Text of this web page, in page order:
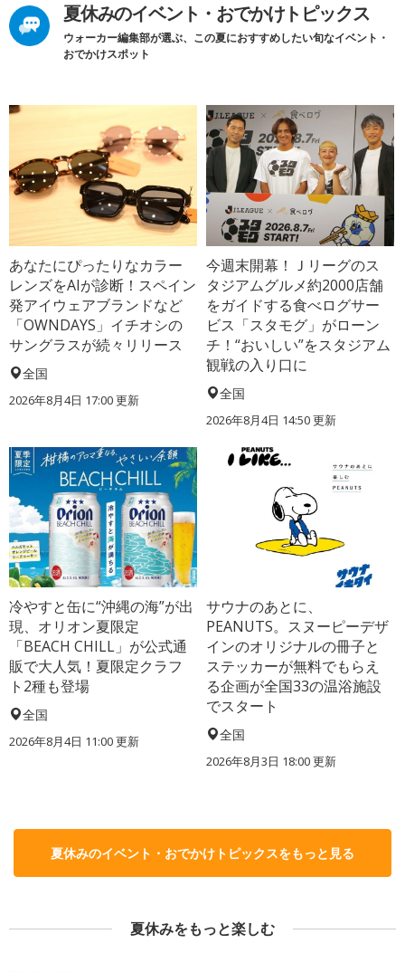
夏休みのイベント・おでかけトピックス
ウォーカー編集部が選ぶ、この夏におすすめしたい旬なイベント・
おでかけスポット
あなたにぴったりなカラー
レンズをAIが診断！スペイン
発アイウェアブランドなど
「OWNDAYS」イチオシの
サングラスが続々リリース
全国
2026年8月4日 17:00更新
今週末開幕！Ｊリーグのス
タジアムグルメ約2000店舗
をガイドする食べログサー
ビス「スタモグ」がローン
チ！“おいしい”をスタジアム
観戦の入り口に
全国
2026年8月4日 14:50更新
冷やすと缶に“沖縄の海”が出
現、オリオン夏限定
「BEACH CHILL」が公式通
販で大人気！夏限定クラフ
ト2種も登場
全国
2026年8月4日 11:00更新
サウナのあとに、
PEANUTS。スヌーピーデザ
インのオリジナルの冊子と
ステッカーが無料でもらえ
る企画が全国33の温浴施設
でスタート
全国
2026年8月3日 18:00更新
夏休みのイベント・おでかけトピックスをもっと見る
夏休みをもっと楽しむ